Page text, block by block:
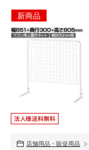
新商品
店舗用品・販促用品